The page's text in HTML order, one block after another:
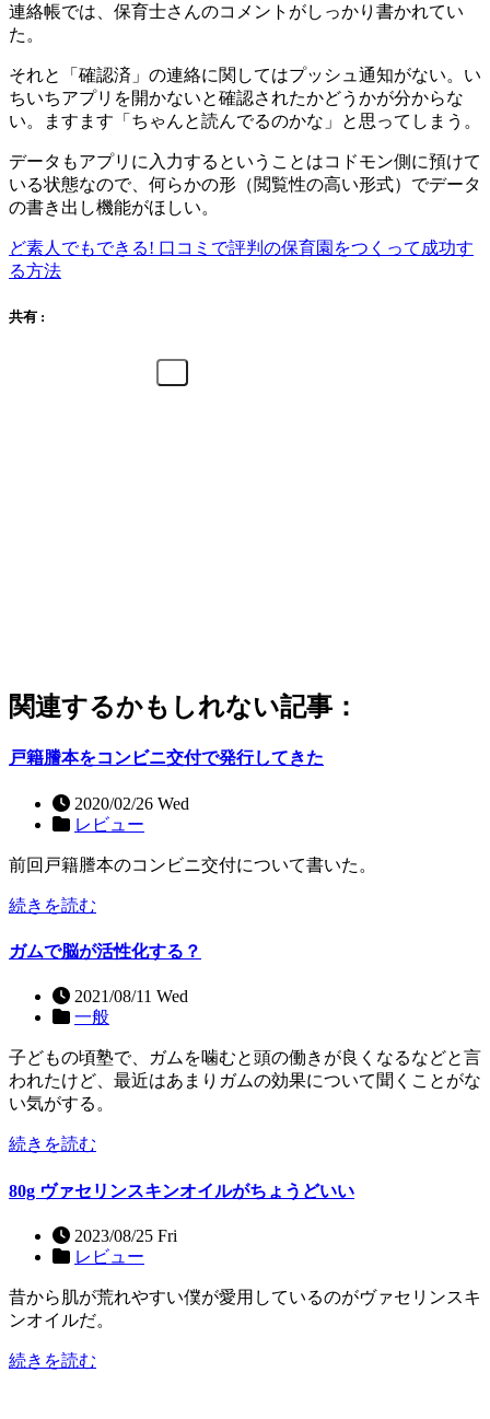
連絡帳では、保育士さんのコメントがしっかり書かれてい
た。
それと「確認済」の連絡に関してはプッシュ通知がない。い
ちいちアプリを開かないと確認されたかどうかが分からな
い。ますます「ちゃんと読んでるのかな」と思ってしまう。
データもアプリに入力するということはコドモン側に預けて
いる状態なので、何らかの形（閲覧性の高い形式）でデータ
の書き出し機能がほしい。
ど素人でもできる! 口コミで評判の保育園をつくって成功す
る方法
共有 :
関連するかもしれない記事：
戸籍謄本をコンビニ交付で発行してきた
2020/02/26 Wed
レビュー
前回戸籍謄本のコンビニ交付について書いた。
続きを読む
ガムで脳が活性化する？
2021/08/11 Wed
一般
子どもの頃塾で、ガムを噛むと頭の働きが良くなるなどと言
われたけど、最近はあまりガムの効果について聞くことがな
い気がする。
続きを読む
80g ヴァセリンスキンオイルがちょうどいい
2023/08/25 Fri
レビュー
昔から肌が荒れやすい僕が愛用しているのがヴァセリンスキ
ンオイルだ。
続きを読む